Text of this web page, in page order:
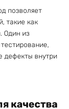
позволяет
такие как
Один из
дефекты внутри
качества